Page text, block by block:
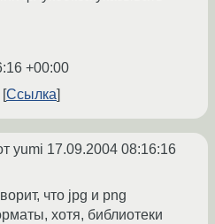
+00:00
Ссылка
yumi 17.09.2004 08:16:16
что jpg и png
хотя, библиотеки